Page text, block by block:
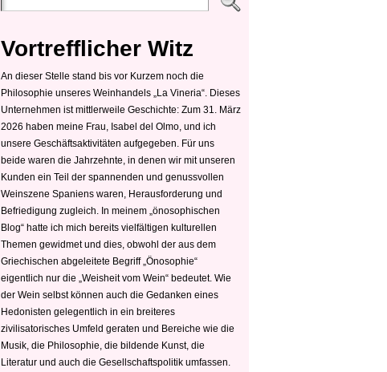
Vortrefflicher Witz
An dieser Stelle stand bis vor Kurzem noch die
Philosophie unseres Weinhandels „La Vineria“. Dieses
Unternehmen ist mittlerweile Geschichte: Zum 31. März
2026 haben meine Frau, Isabel del Olmo, und ich
unsere Geschäftsaktivitäten aufgegeben. Für uns
beide waren die Jahrzehnte, in denen wir mit unseren
Kunden ein Teil der spannenden und genussvollen
Weinszene Spaniens waren, Herausforderung und
Befriedigung zugleich. In meinem „önosophischen
Blog“ hatte ich mich bereits vielfältigen kulturellen
Themen gewidmet und dies, obwohl der aus dem
Griechischen abgeleitete Begriff „Önosophie“
eigentlich nur die „Weisheit vom Wein“ bedeutet. Wie
der Wein selbst können auch die Gedanken eines
Hedonisten gelegentlich in ein breiteres
zivilisatorisches Umfeld geraten und Bereiche wie die
Musik, die Philosophie, die bildende Kunst, die
Literatur und auch die Gesellschaftspolitik umfassen.